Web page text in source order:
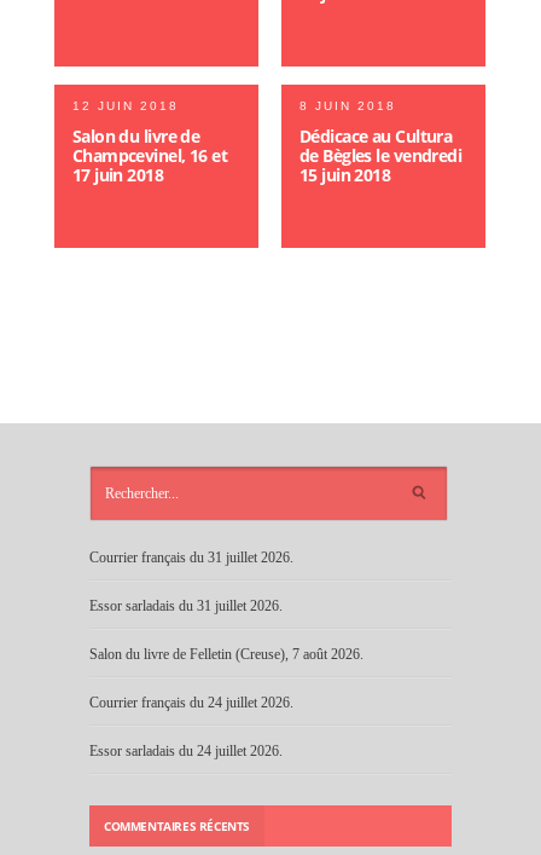
12 JUIN 2018
Salon du livre de
Champcevinel, 16 et
17 juin 2018
8 JUIN 2018
Dédicace au Cultura
de Bègles le vendredi
15 juin 2018
Courrier français du 31 juillet 2026.
Essor sarladais du 31 juillet 2026.
Salon du livre de Felletin (Creuse), 7 août 2026.
Courrier français du 24 juillet 2026.
Essor sarladais du 24 juillet 2026.
COMMENTAIRES RÉCENTS